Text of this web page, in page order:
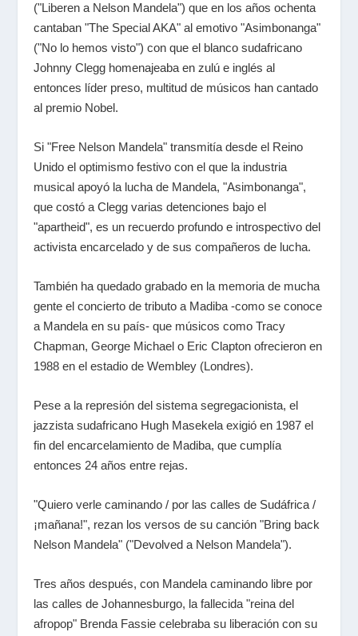
("Liberen a Nelson Mandela") que en los años ochenta
cantaban "The Special AKA" al emotivo "Asimbonanga"
("No lo hemos visto") con que el blanco sudafricano
Johnny Clegg homenajeaba en zulú e inglés al
entonces líder preso, multitud de músicos han cantado
al premio Nobel.
Si "Free Nelson Mandela" transmitía desde el Reino
Unido el optimismo festivo con el que la industria
musical apoyó la lucha de Mandela, "Asimbonanga",
que costó a Clegg varias detenciones bajo el
"apartheid", es un recuerdo profundo e introspectivo del
activista encarcelado y de sus compañeros de lucha.
También ha quedado grabado en la memoria de mucha
gente el concierto de tributo a Madiba -como se conoce
a Mandela en su país- que músicos como Tracy
Chapman, George Michael o Eric Clapton ofrecieron en
1988 en el estadio de Wembley (Londres).
Pese a la represión del sistema segregacionista, el
jazzista sudafricano Hugh Masekela exigió en 1987 el
fin del encarcelamiento de Madiba, que cumplía
entonces 24 años entre rejas.
"Quiero verle caminando / por las calles de Sudáfrica /
¡mañana!", rezan los versos de su canción "Bring back
Nelson Mandela" ("Devolved a Nelson Mandela").
Tres años después, con Mandela caminando libre por
las calles de Johannesburgo, la fallecida "reina del
afropop" Brenda Fassie celebraba su liberación con su